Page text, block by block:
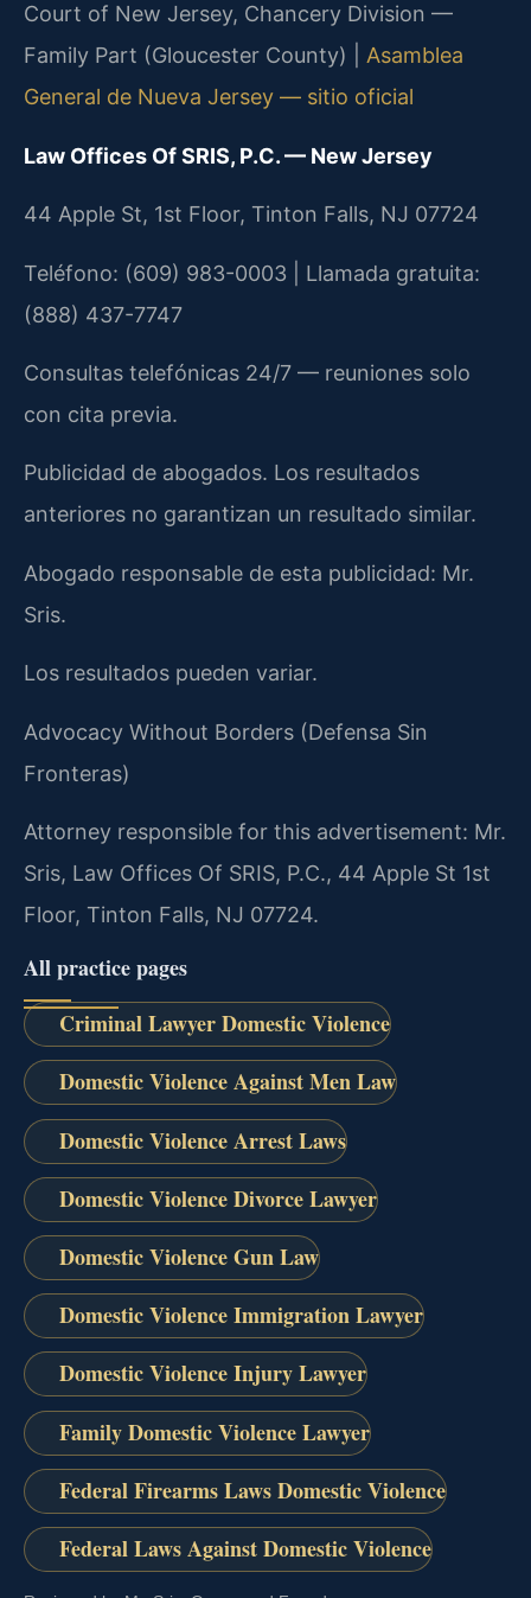
Court of New Jersey, Chancery Division —
Family Part (Gloucester County) | Asamblea
General de Nueva Jersey — sitio oficial
Law Offices Of SRIS, P.C. — New Jersey
44 Apple St, 1st Floor, Tinton Falls, NJ 07724
Teléfono: (609) 983-0003 | Llamada gratuita:
(888) 437-7747
Consultas telefónicas 24/7 — reuniones solo
con cita previa.
Publicidad de abogados. Los resultados
anteriores no garantizan un resultado similar.
Abogado responsable de esta publicidad: Mr.
Sris.
Los resultados pueden variar.
Advocacy Without Borders (Defensa Sin
Fronteras)
Attorney responsible for this advertisement: Mr.
Sris, Law Offices Of SRIS, P.C., 44 Apple St 1st
Floor, Tinton Falls, NJ 07724.
All practice pages
Criminal Lawyer Domestic Violence
Domestic Violence Against Men Law
Domestic Violence Arrest Laws
Domestic Violence Divorce Lawyer
Domestic Violence Gun Law
Domestic Violence Immigration Lawyer
Domestic Violence Injury Lawyer
Family Domestic Violence Lawyer
Federal Firearms Laws Domestic Violence
Federal Laws Against Domestic Violence